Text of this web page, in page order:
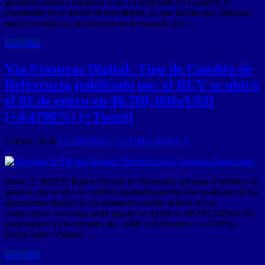
abstendrán en la sesión de investidura, lo que facilita que Sánchez
pueda revalidar la presidencia en la votación del …
Leer Mas
Vía Finanzas Digital: Tipo de Cambio de
Referencia publicado por el BCV se ubicó
el 02 de enero en 48.709,36Bs/USD
(+4,4798%) (+Tweet)
2 enero, 2020 ECONOMÍA, ULTIMA HORA 0
Enero 2, 2020 El Banco Central de Venezuela informa al público en
general, que el tipo de cambio promedio ponderado resultante de las
operaciones diarias de las mesas de cambio activas de las
instituciones bancarias participantes se ubicó en 48.709,36Bs/USD,
presentando un incremento de 2.088,53 bolívares (+4,4798%).
Fecha Valor: Viernes, …
Leer Mas